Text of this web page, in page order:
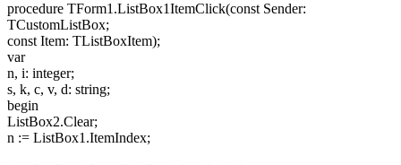
procedure TForm1.ListBox1ItemClick(const Sender:
TCustomListBox;
const Item: TListBoxItem);
var
n, i: integer;
s, k, c, v, d: string;
begin
ListBox2.Clear;
n := ListBox1.ItemIndex;